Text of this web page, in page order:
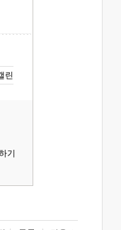
린